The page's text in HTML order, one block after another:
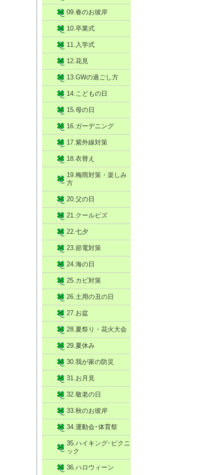
09.春のお彼岸
10.卒業式
11.入学式
12.花見
13.GWの過ごし方
14.こどもの日
15.母の日
16.ガーデニング
17.紫外線対策
18.衣替え
19.梅雨対策・楽しみ
方
20.父の日
21.クールビズ
22.七夕
23.節電対策
24.海の日
25.カビ対策
26.土用の丑の日
27.お盆
28.夏祭り・花火大会
29.夏休み
30.我が家の防災
31.お月見
32.敬老の日
33.秋のお彼岸
34.運動会･体育祭
35.ハイキング･ピクニ
ック
36.ハロウィーン